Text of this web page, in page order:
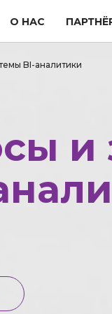
О НАС
BI-аналитики